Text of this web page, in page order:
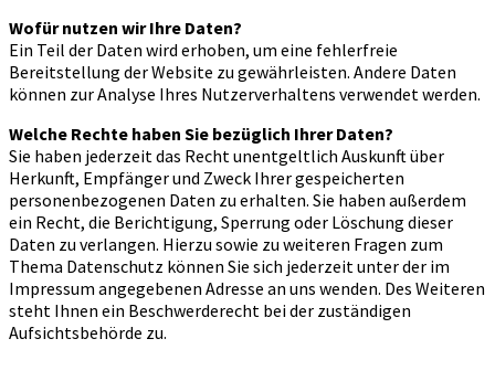
Wofür nutzen wir Ihre Daten?
Ein Teil der Daten wird erhoben, um eine fehlerfreie
Bereitstellung der Website zu gewährleisten. Andere Daten
können zur Analyse Ihres Nutzerverhaltens verwendet werden.
Welche Rechte haben Sie bezüglich Ihrer Daten?
Sie haben jederzeit das Recht unentgeltlich Auskunft über
Herkunft, Empfänger und Zweck Ihrer gespeicherten
personenbezogenen Daten zu erhalten. Sie haben außerdem
ein Recht, die Berichtigung, Sperrung oder Löschung dieser
Daten zu verlangen. Hierzu sowie zu weiteren Fragen zum
Thema Datenschutz können Sie sich jederzeit unter der im
Impressum angegebenen Adresse an uns wenden. Des Weiteren
steht Ihnen ein Beschwerderecht bei der zuständigen
Aufsichtsbehörde zu.